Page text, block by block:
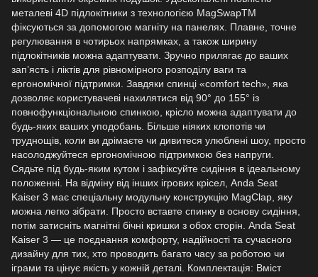
металеві 4D підлокітники з технологією MagSwapTM
фіксуються за допомогою магніту на панелях. Плавне, точне
регулювання в чотирьох напрямках, а також ширину
підлокітників можна адаптувати. Зручно прилягає до ваших
зап’ясть і ліктів для рівномірного розподілу ваги та
ергономічної підтримки. Завдяки спинці «comfort tech», яка
дозволяє користувачеві нахилятися від 90° до 155° із
повнофункціональною спинкою, крісло можна адаптувати до
будь-яких ваших уподобань. Більше ніяких клопотів чи
труднощів, коли ви дрімаєте чи дивитеся улюблені шоу, просто
насолоджуйтеся ергономічною підтримкою без напруги.
Сядьте під будь-яким кутом і зафіксуйте сидіння в ідеальному
положенні. На відміну від інших ігрових крісел, Anda Seat
Kaiser 3 має спеціальну модульну конструкцію MagClap, яку
можна легко зібрати. Просто вставте спинку в основу сидіння,
потім затисніть магнітні бічні кришки з обох сторін. Anda Seat
Kaiser 3 — це поєднання комфорту, надійності та сучасного
дизайну для тих, хто проводить багато часу за роботою чи
іграми та цінує якість у кожній деталі. Комплектація: Вміст